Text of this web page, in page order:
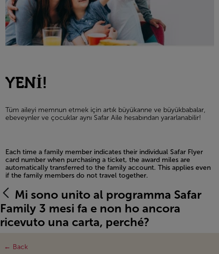
YENİ!
Tüm aileyi memnun etmek için artık büyükanne ve büyükbabalar,
ebeveynler ve çocuklar aynı Safar Aile hesabından yararlanabilir!
Each time a family member indicates their individual Safar Flyer
card number when purchasing a ticket, the award miles are
automatically transferred to the family account. This applies even
if the family members do not travel together.
Open in a new window
Mi sono unito al programma Safar
Family 3 mesi fa e non ho ancora
ricevuto una carta, perché?
← Back